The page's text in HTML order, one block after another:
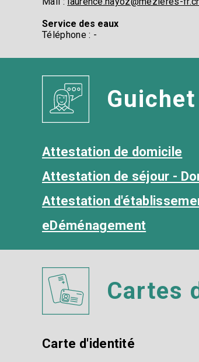
Service des eaux
Téléphone : -
Attestation de domicile
Attestation de séjour -
Attestation
eDéménagement
Cartes
Carte d'identité​